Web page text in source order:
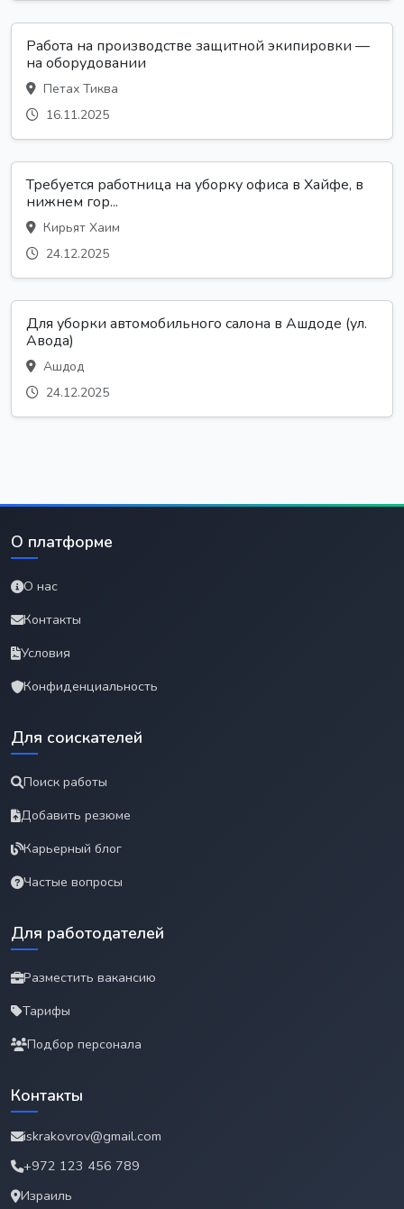
Работа на производстве защитной экипировки —
на оборудовании
Петах Тиква
16.11.2025
Требуется работница на уборку офиса в Хайфе, в
нижнем гор...
Кирьят Хаим
24.12.2025
Для уборки автомобильного салона в Ашдоде (ул.
Авода)
Ашдод
24.12.2025
О платформе
О нас
Контакты
Условия
Конфиденциальность
Для соискателей
Поиск работы
Добавить резюме
Карьерный блог
Частые вопросы
Для работодателей
Разместить вакансию
Тарифы
Подбор персонала
Контакты
iskrakovrov@gmail.com
+972 123 456 789
Израиль